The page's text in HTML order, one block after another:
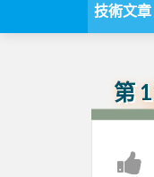
技術文章
第